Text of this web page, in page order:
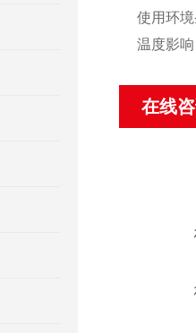
使用环
温度影
在线